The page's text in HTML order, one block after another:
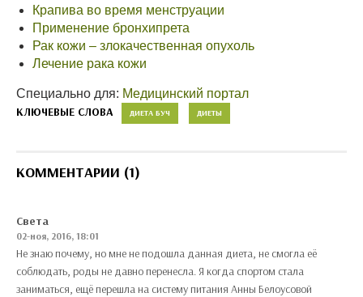
Крапива во время менструации
Применение бронхипрета
Рак кожи – злокачественная опухоль
Лечение рака кожи
Специально для: Медицинский портал
КЛЮЧЕВЫЕ СЛОВА ДИЕТА БУЧ ДИЕТЫ
КОММЕНТАРИИ (1)
Света
02-ноя, 2016, 18:01
Не знаю почему, но мне не подошла данная диета, не смогла её
соблюдать, роды не давно перенесла. Я когда спортом стала
заниматься, ещё перешла на систему питания Анны Белоусовой